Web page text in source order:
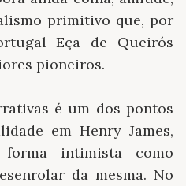
primitivo que, por
Eça de Queirós
pioneiros.
é um dos pontos
em Henry James,
intimista como
da mesma. No